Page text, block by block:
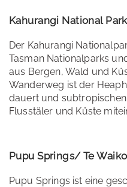
Kahurangi National Park
Der Kahurangi
Tasman Nationalparks
aus Bergen, Wald und
Wanderweg ist der
dauert und
Flusstäler und Küste
Pupu Springs/ Te
Pupu Springs ist eine